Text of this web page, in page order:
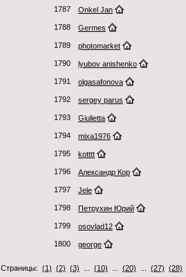
1787 Onkel Jan
1788 Germes
1789 photomarket
1790 lyubov anishenko
1791 olgasafonova
1792 sergey parus
1793 Giulietta
1794 mixa1976
1795 kotttt
1796 Александр Кор
1797 Jele
1798 Петрухин Юрий
1799 osovlad12
1800 george
Страницы: (1) (2) (3) (10) (20) (27) (28)